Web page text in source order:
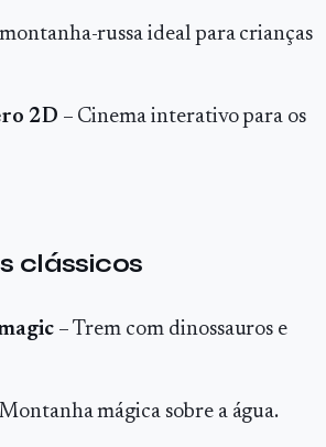
russa ideal para crianças
2D – Cinema interativo para os
clássicos
– Trem com dinossauros e
mágica sobre a água.